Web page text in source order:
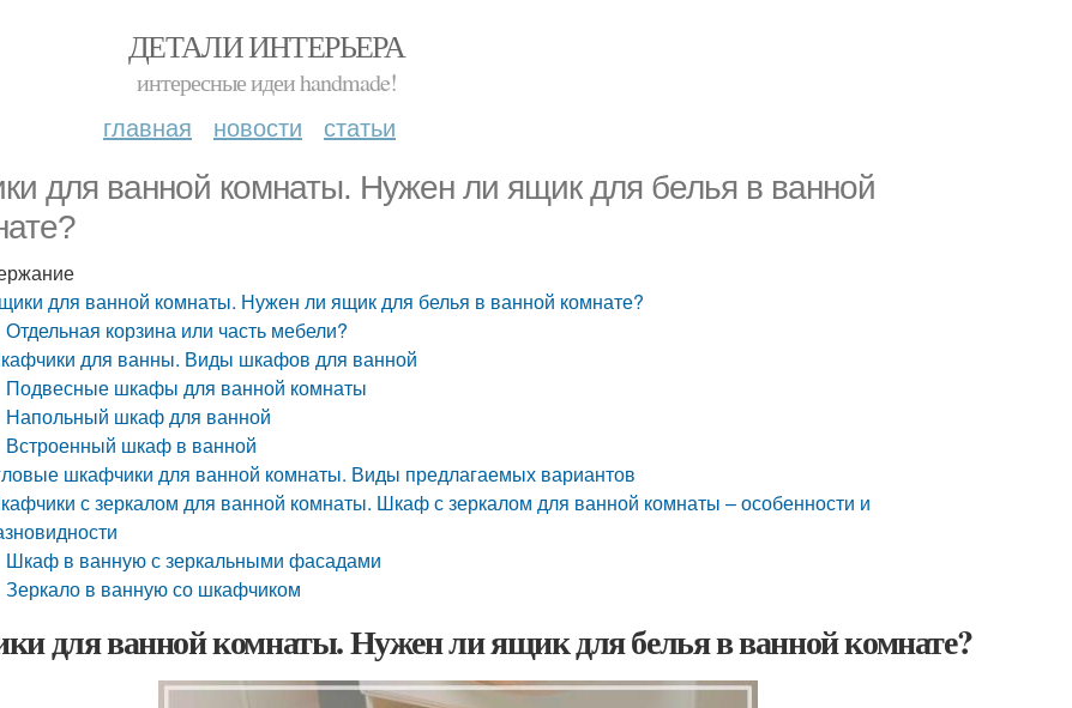
ДЕТАЛИ ИНТЕРЬЕРА
интересные идеи handmade!
главная новости статьи
для ванной комнаты. Нужен ли ящик для белья в ванной
для ванной комнаты. Нужен ли ящик для белья в ванной комнате?
Отдельная корзина или часть мебели?
для ванны. Виды шкафов для ванной
Подвесные шкафы для ванной комнаты
Напольный шкаф для ванной
Встроенный шкаф в ванной
шкафчики для ванной комнаты. Виды предлагаемых вариантов
с зеркалом для ванной комнаты. Шкаф с зеркалом для ванной комнаты – особенности и
Шкаф в ванную с зеркальными фасадами
Зеркало в ванную со шкафчиком
для ванной комнаты. Нужен ли ящик для белья в ванной комнате?